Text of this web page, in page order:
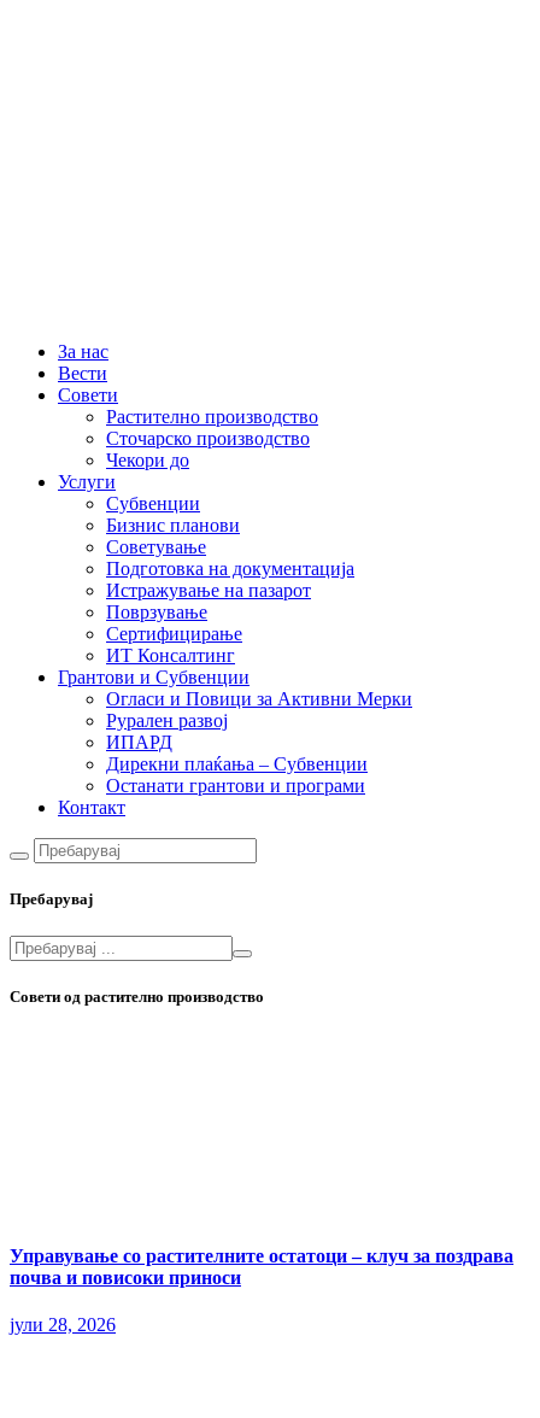
За нас
Вести
Совети
Растително производство
Сточарско производство
Чекори до
Услуги
Субвенции
Бизнис планови
Советување
Подготовка на документација
Истражување на пазарот
Поврзување
Сертифицирање
ИТ Консалтинг
Грантови и Субвенции
Огласи и Повици за Активни Мерки
Рурален развој
ИПАРД
Дирекни плаќања – Субвенции
Останати грантови и програми
Контакт
Пребарувај
Совети од растително производство
Управување со растителните остатоци – клуч за поздрава
почва и повисоки приноси
јули 28, 2026